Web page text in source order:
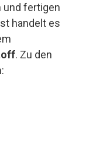
und fertigen
handelt es
. Zu den